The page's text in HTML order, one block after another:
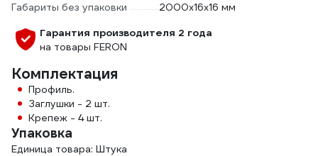
Габариты без упаковки
2000х16х16 мм
Гарантия производителя 2 года
на товары FERON
Комплектация
Профиль.
Заглушки - 2 шт.
Крепеж - 4 шт.
Упаковка
Единица товара: Штука